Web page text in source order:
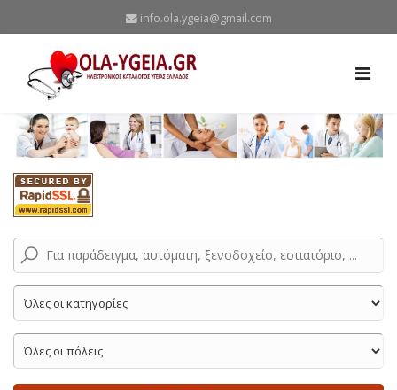
info.ola.ygeia@gmail.com